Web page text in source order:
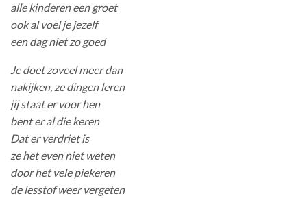
alle kinderen een groet
ook al voel je jezelf
een dag niet zo goed
Je doet zoveel meer dan
nakijken, ze dingen leren
jij staat er voor hen
bent er al die keren
Dat er verdriet is
ze het even niet weten
door het vele piekeren
de lesstof weer vergeten